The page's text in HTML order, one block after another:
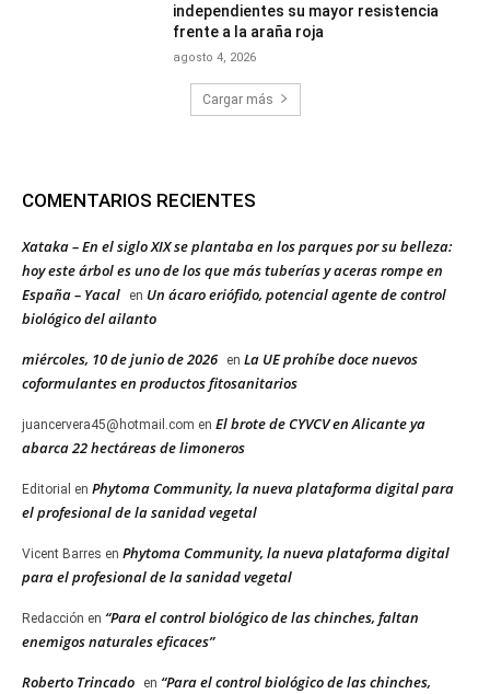
independientes su mayor resistencia
frente a la araña roja
agosto 4, 2026
Cargar más
COMENTARIOS RECIENTES
Xataka – En el siglo XIX se plantaba en los parques por su belleza:
hoy este árbol es uno de los que más tuberías y aceras rompe en
España – Yacal
en Un ácaro eriófido, potencial agente de control
biológico del ailanto
miércoles, 10 de junio de 2026 en La UE prohíbe doce nuevos
coformulantes en productos fitosanitarios
juancervera45@hotmail.com en El brote de CYVCV en Alicante ya
abarca 22 hectáreas de limoneros
Editorial en Phytoma Community, la nueva plataforma digital para
el profesional de la sanidad vegetal
Vicent Barres en Phytoma Community, la nueva plataforma digital
para el profesional de la sanidad vegetal
Redacción en “Para el control biológico de las chinches, faltan
enemigos naturales eficaces”
Roberto Trincado en “Para el control biológico de las chinches,